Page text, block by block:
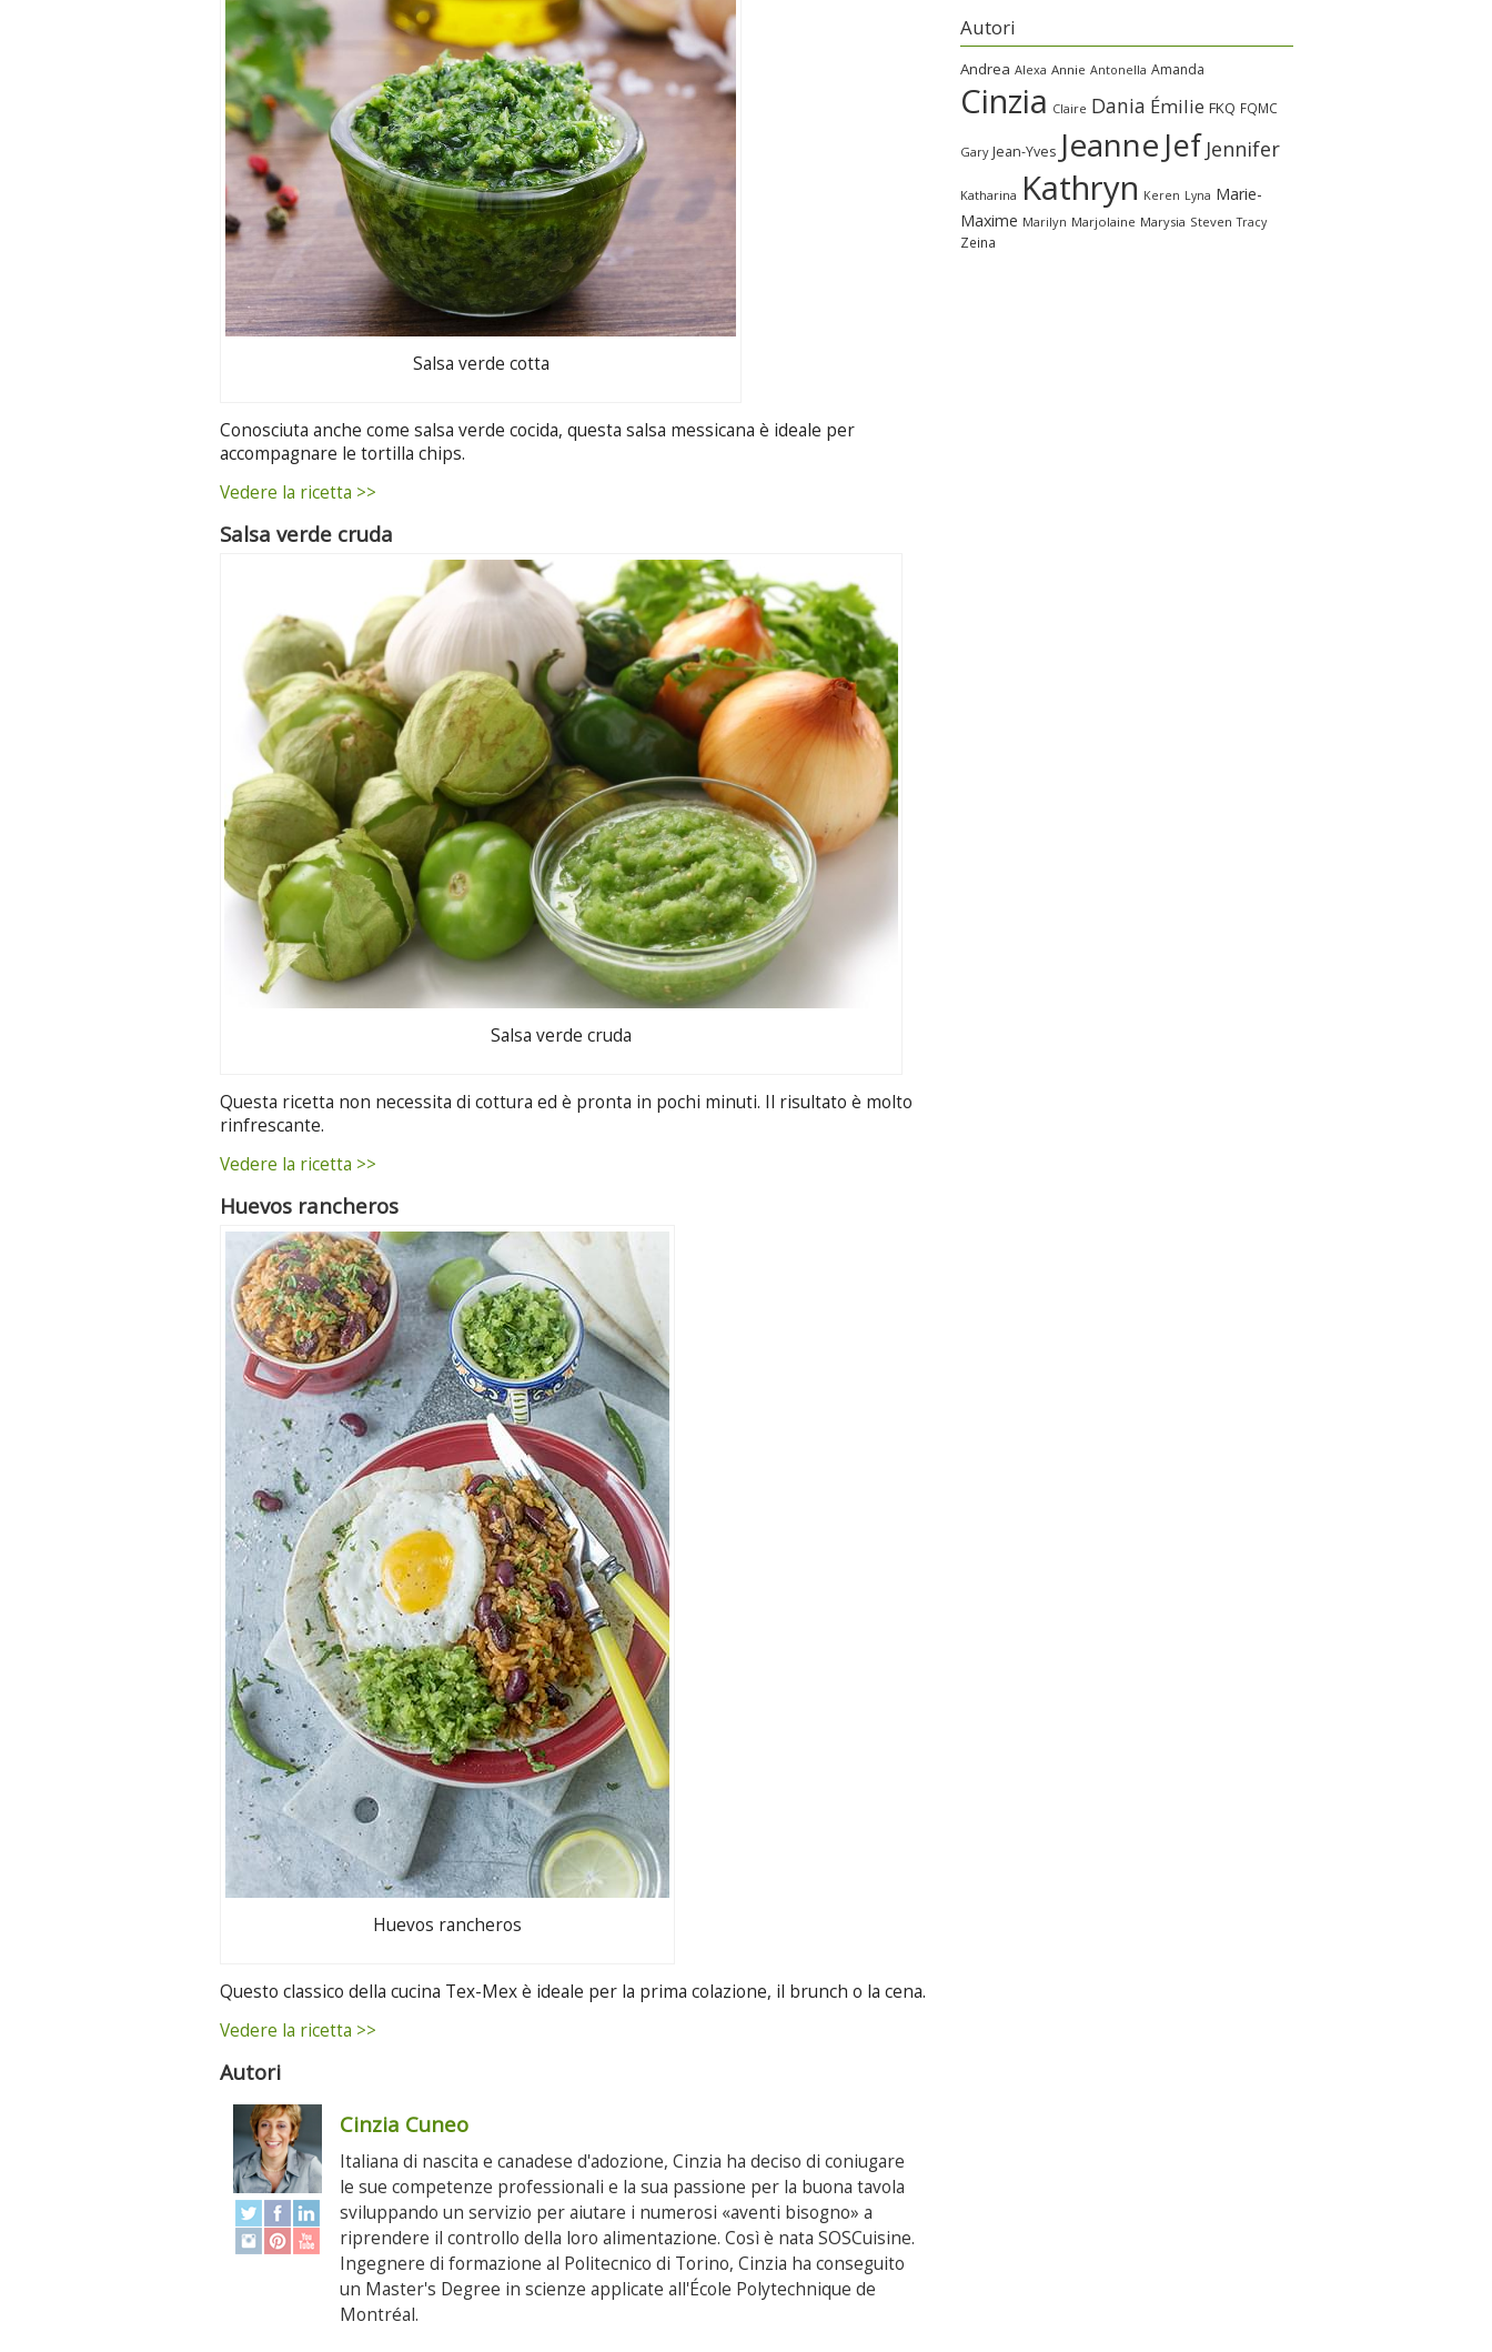
Salsa verde cotta
Conosciuta anche come salsa verde cocida, questa salsa messicana è ideale per
accompagnare le tortilla chips.
Vedere la ricetta >>
Salsa verde cruda
Salsa verde cruda
Questa ricetta non necessita di cottura ed è pronta in pochi minuti. Il risultato è molto
rinfrescante.
Vedere la ricetta >>
Huevos rancheros
Huevos rancheros
Questo classico della cucina Tex-Mex è ideale per la prima colazione, il brunch o la cena.
Vedere la ricetta >>
Autori
Cinzia Cuneo
Italiana di nascita e canadese d'adozione, Cinzia ha deciso di coniugare
le sue competenze professionali e la sua passione per la buona tavola
sviluppando un servizio per aiutare i numerosi «aventi bisogno» a
riprendere il controllo della loro alimentazione. Così è nata SOSCuisine.
Ingegnere di formazione al Politecnico di Torino, Cinzia ha conseguito
un Master's Degree in scienze applicate all'École Polytechnique de
Montréal.
Autori
Andrea Alexa Annie Antonella Amanda
Cinzia Claire Dania Émilie FKQ FQMC
Gary Jean-Yves Jeanne Jef Jennifer
Katharina Kathryn Keren Lyna Marie-
Maxime Marilyn Marjolaine Marysia Steven Tracy
Zeina